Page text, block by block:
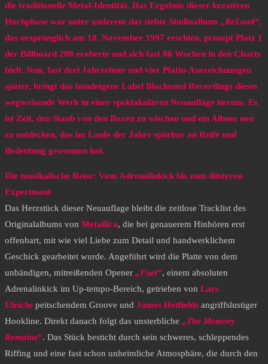
die traditionelle Metal-Identität. Das Ergebnis dieser kreativen
Hochphase war unter anderem das siebte Studioalbum „ReLoad“,
das ursprünglich am 18. November 1997 erschien, prompt Platz 1
der Billboard 200 eroberte und sich fast 80 Wochen in den Charts
hielt. Nun, fast drei Jahrzehnte und vier Platin-Auszeichnungen
später, bringt das bandeigene Label Blackened Recordings dieses
wegweisende Werk in einer spektakulären Neuauflage heraus. Es
ist Zeit, den Staub von den Boxen zu wischen und ein Album neu
zu entdecken, das im Laufe der Jahre spürbar an Reife und
Bedeutung gewonnen hat.
Die musikalische Reise: Vom Adrenalinkick bis zum düsteren
Experiment
​Das Herzstück dieser Neuauflage bleibt die zeitlose Tracklist des
Originalalbums von Metallica, die bei genauerem Hinhören erst
offenbart, mit wie viel Liebe zum Detail und handwerklichem
Geschick gearbeitet wurde. Angeführt wird die Platte von dem
unbändigen, mitreißenden Opener „Fuel“, einem absoluten
Adrenalinkick im Up-tempo-Bereich, getrieben von Lars
Ulrichs peitschendem Groove und James Hetfields angriffslustiger
Hookline. Direkt danach folgt das unsterbliche „The Memory
Remains“. Das Stück besticht durch sein schweres, schleppendes
Riffing und eine fast schon unheimliche Atmosphäre, die durch den